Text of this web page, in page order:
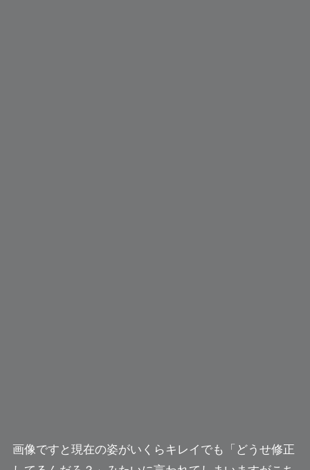
画像ですと現在の姿がいくらキレイでも「どうせ修正